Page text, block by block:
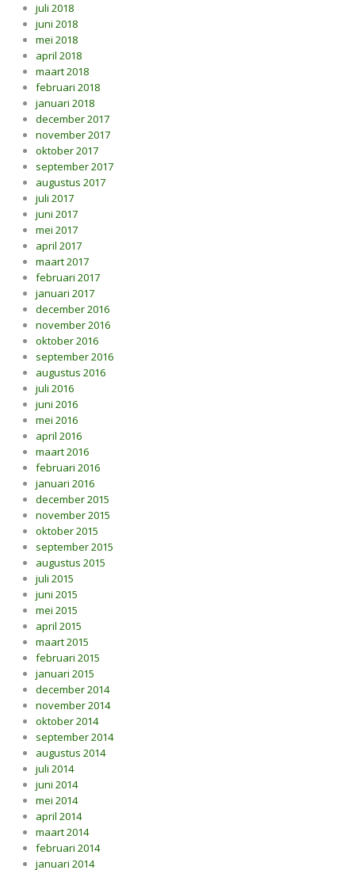
juli 2018
juni 2018
mei 2018
april 2018
maart 2018
februari 2018
januari 2018
december 2017
november 2017
oktober 2017
september 2017
augustus 2017
juli 2017
juni 2017
mei 2017
april 2017
maart 2017
februari 2017
januari 2017
december 2016
november 2016
oktober 2016
september 2016
augustus 2016
juli 2016
juni 2016
mei 2016
april 2016
maart 2016
februari 2016
januari 2016
december 2015
november 2015
oktober 2015
september 2015
augustus 2015
juli 2015
juni 2015
mei 2015
april 2015
maart 2015
februari 2015
januari 2015
december 2014
november 2014
oktober 2014
september 2014
augustus 2014
juli 2014
juni 2014
mei 2014
april 2014
maart 2014
februari 2014
januari 2014